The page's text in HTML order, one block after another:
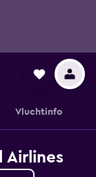
Vluchtinfo
Airlines